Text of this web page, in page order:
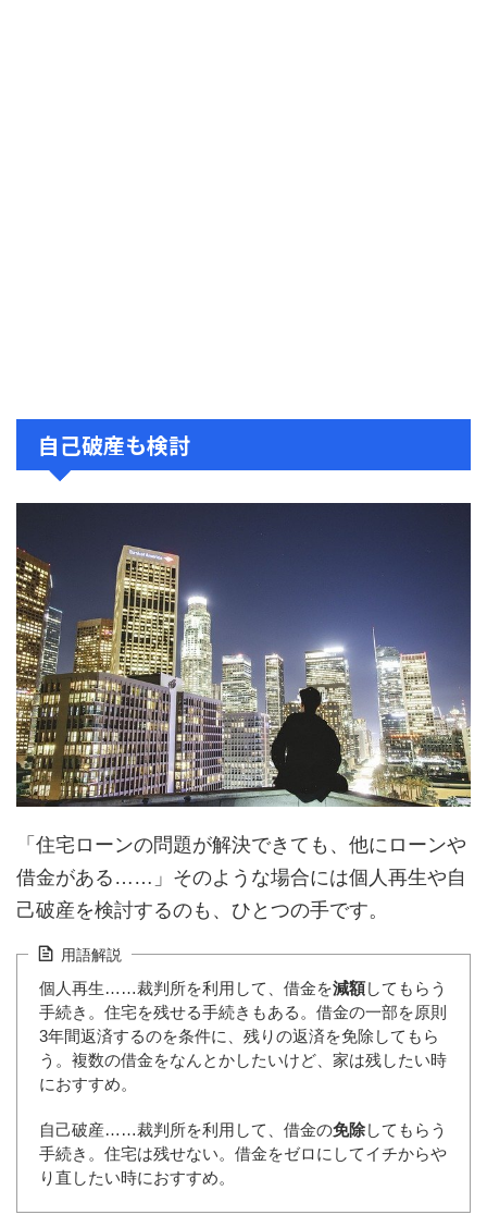
自己破産も検討
「住宅ローンの問題が解決できても、他にローンや
借金がある……」そのような場合には個人再生や自
己破産を検討するのも、ひとつの手です。
用語解説
個人再生……裁判所を利用して、借金を減額してもらう
手続き。住宅を残せる手続きもある。借金の一部を原則
3年間返済するのを条件に、残りの返済を免除してもら
う。複数の借金をなんとかしたいけど、家は残したい時
におすすめ。
自己破産……裁判所を利用して、借金の免除してもらう
手続き。住宅は残せない。借金をゼロにしてイチからや
り直したい時におすすめ。